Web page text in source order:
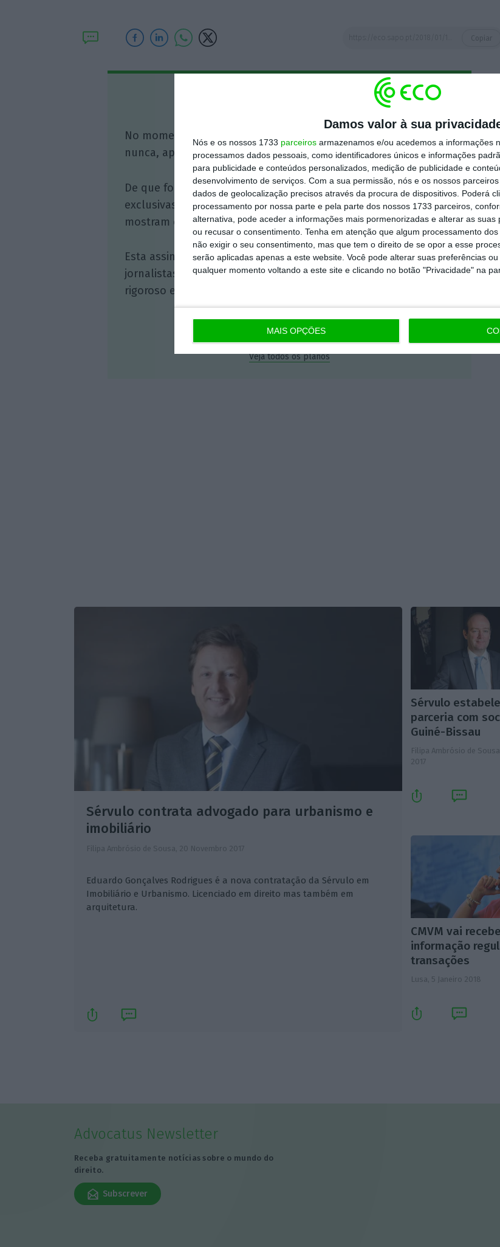
Damos valor à sua
Nós e os nossos 1733 parceiros armazenamos e/ou acedemos a informações
processamos dados pessoais, como identificadores únicos e informações
para publicidade e conteúdos personalizados, medição de publicidade e
desenvolvimento de serviços. Com a sua permissão, nós e os nossos
dados de geolocalização precisos através da procura de dispositivos. Poderá
processamento por nossa parte e pela parte dos nossos 1733 parceiros,
alternativa, pode aceder a informações mais pormenorizadas e alterar as
ou recusar o consentimento. Tenha em atenção que algum processamento
não exigir o seu consentimento, mas que tem o direito de se opor a esse
serão aplicadas apenas a este website. Você pode alterar suas preferências
qualquer momento voltando a este site e clicando no botão "Privacidade" na
MAIS OPÇÕES
Assine o ECO Premium
No momento em que a informação é mais importante do que
nunca, apoie o jornalismo independente e rigoroso.
De que forma? Assine o ECO Premium e tenha acesso a notícias
exclusivas, à opinião que conta, às reportagens e especiais que
mostram o outro lado da história.
Esta assinatura é uma forma de apoiar o ECO e os seus
jornalistas. A nossa contrapartida é o jornalismo independente,
rigoroso e credível.
Assine já
Veja todos os planos
Sérvulo contrata advogado para urbanismo e
imobiliário
Filipa Ambrósio de Sousa, 20 Novembro 2017
Eduardo Gonçalves Rodrigues é a nova contratação da Sérvulo em
Imobiliário e Urbanismo. Licenciado em direito mas também em
arquitetura.
Sérvulo
parceria com
Guiné-Bissau
Filipa Ambrósio de Sousa,
2017
CMVM vai
informação
transações
Lusa, 5 Janeiro 2018
Advocatus Newsletter
Receba gratuitamente notícias sobre o mundo do
direito.
Subscrever